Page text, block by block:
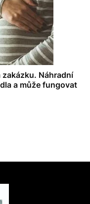
zakázku. Náhradní
a může fungovat